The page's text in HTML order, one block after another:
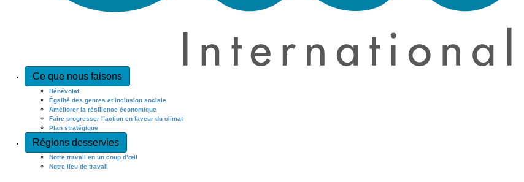
Ce que nous faisons
Bénévolat
Égalité des genres et inclusion sociale
Améliorer la résilience économique
Faire progresser l’action en faveur du climat
Plan stratégique
Régions desservies
Notre travail en un coup d’œil
Notre lieu de travail